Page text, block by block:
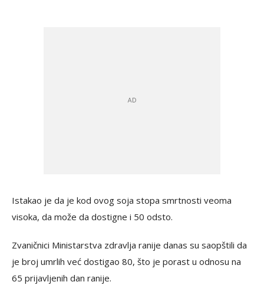
Istakao je da je kod ovog soja stopa smrtnosti veoma
visoka, da može da dostigne i 50 odsto.
Zvaničnici Ministarstva zdravlja ranije danas su saopštili da
je broj umrlih već dostigao 80, što je porast u odnosu na
65 prijavljenih dan ranije.